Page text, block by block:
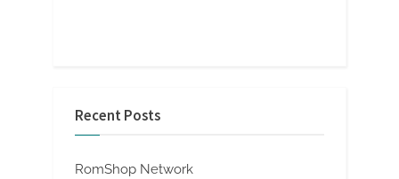
Recent Posts
RomShop Network